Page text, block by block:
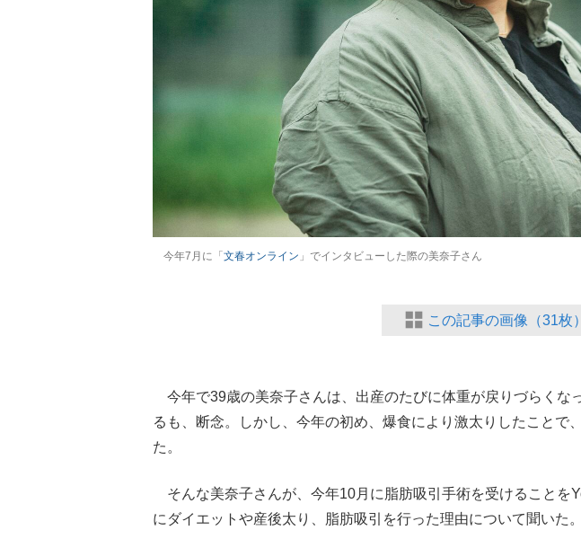
今年7月に「文春オンライン 」でインタビューした際の美奈子さん
この記事の画像（31枚）
今年で39歳の美奈子さんは、出産のたびに体重が戻りづらくな
るも、断念。しかし、今年の初め、爆食により激太りしたことで
た。
そんな美奈子さんが、今年10月に脂肪吸引手術を受けることを
にダイエットや産後太り、脂肪吸引を行った理由について聞いた。